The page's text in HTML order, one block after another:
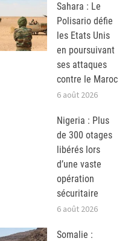
Sahara : Le
Polisario défie
les Etats Unis
en poursuivant
ses attaques
contre le Maroc
6 août 2026
Nigeria : Plus
de 300 otages
libérés lors
d’une vaste
opération
sécuritaire
6 août 2026
Somalie :